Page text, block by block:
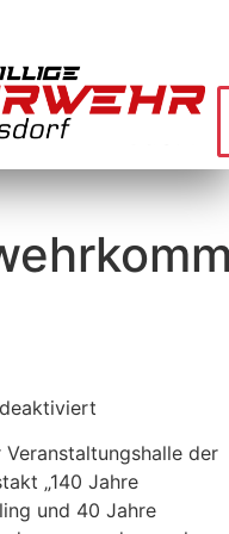
der
„140 Jahre
und 40 Jahre